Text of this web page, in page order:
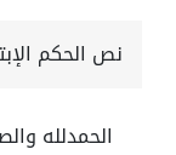
نص الحكم
الحمدلله